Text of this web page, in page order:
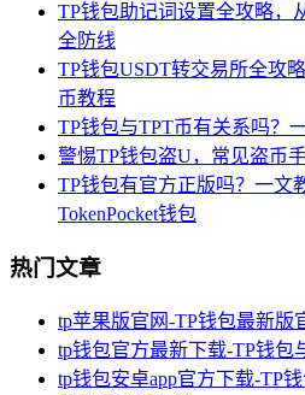
TP钱包助记词设置全攻略，
全防线
TP钱包USDT转交易所全攻
币教程
TP钱包与TPT币有关系吗？
警惕TP钱包盗U，常见盗币
TP钱包有官方正版吗？一文
TokenPocket钱包
热门文章
tp苹果版官网-TP钱包最新版
tp钱包官方最新下载-TP钱包
tp钱包安卓app官方下载-TP